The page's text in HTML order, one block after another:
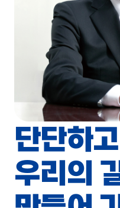
조국혁신당은 합
가장 앞장
가장 단호
싸우겠습
당원광장
혁신클래스
단단하
우리의